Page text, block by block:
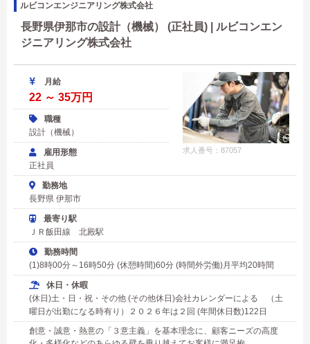
ルビコンエンジニアリング株式会社
長野県伊那市の設計（機械） (正社員) | ルビコンエン
ジニアリング株式会社
求人番号：87057
月給
22 ～ 35万円
職種
設計（機械）
雇用形態
正社員
勤務地
長野県 伊那市
最寄り駅
ＪＲ飯田線 北殿駅
勤務時間
(1)8時00分～16時50分 (休憩時間)60分 (時間外労働)月平均20時間
休日・休暇
(休日)土・日・祝・その他 (その他休日)会社カレンダーによる （土
曜日が出勤になる時有り）２０２６年は２回 (年間休日数)122日
創意・誠意・熱意の「３意主義」を基本理念に、顧客ニーズの高度